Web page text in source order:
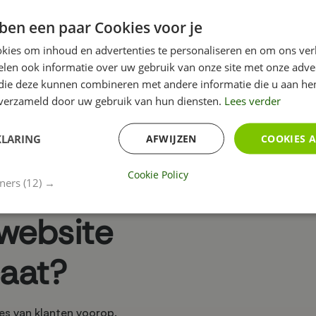
bezoekers kunnen zien dat het een veilige website
je website beveiligd is met een SSL-certificaat is
onmogelijk geworden om gegevens te
van klanten voorop.
een paar Cookies voor je
om inhoud en advertenties te personaliseren en om ons
ook informatie over uw gebruik van onze site met onze
deze kunnen combineren met andere informatie die u aan
door uw gebruik van hun diensten. Lees verder
(12) →
COOKIES
AFWIJZEN
Cookie Policy